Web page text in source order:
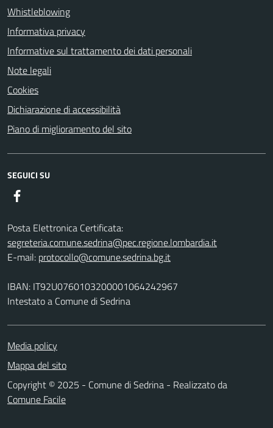
Whistleblowing
Informativa privacy
Informative sul trattamento dei dati personali
Note legali
Cookies
Dichiarazione di accessibilità
Piano di miglioramento del sito
SEGUICI SU
Posta Elettronica Certificata:
segreteria.comune.sedrina@pec.regione.lombardia.it
E-mail: protocollo@comune.sedrina.bg.it
IBAN: IT92U0760103200001064242967
Intestato a Comune di Sedrina
Media policy
Mappa del sito
Copyright © 2025 - Comune di Sedrina - Realizzato da
Comune Facile